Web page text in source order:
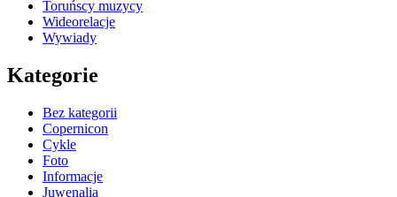
Toruńscy muzycy
Wideorelacje
Wywiady
Kategorie
Bez kategorii
Copernicon
Cykle
Foto
Informacje
Juwenalia